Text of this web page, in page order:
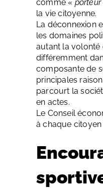
comme «
la vie citoyenne.
La déconnexion
les domaines
autant la volonté
différemment
composante de
principales
parcourt la
en actes.
Le Conseil
à chaque